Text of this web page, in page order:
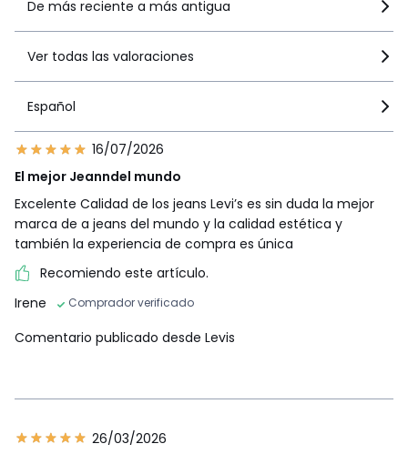
De más reciente a más antigua
Ver todas las valoraciones
Español
16/07/2026
El mejor Jeanndel mundo
Excelente Calidad de los jeans Levi’s es sin duda la mejor
marca de a jeans del mundo y la calidad estética y
también la experiencia de compra es única
Recomiendo este artículo.
Irene
Comprador verificado
Comentario publicado desde Levis
26/03/2026